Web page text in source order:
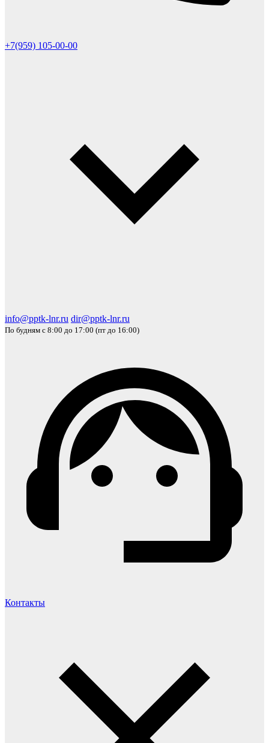
+7(959) 105-00-00
info@pptk-lnr.ru dir@pptk-lnr.ru
По будням с 8:00 до 17:00 (пт до 16:00)
Контакты